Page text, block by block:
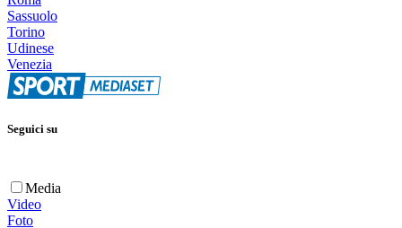
Sassuolo
Torino
Udinese
Venezia
Seguici su
Media
Video
Foto